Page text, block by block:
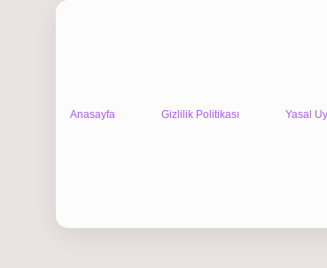
Anasayfa Gizlilik Politikası Yasal